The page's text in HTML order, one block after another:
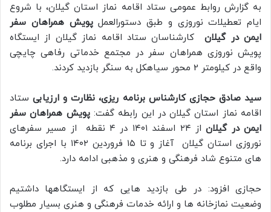
به گزارش روابط عمومی ستاد اقامه نماز استان گیلان، با شروع
ایام تعطیلات نوروزی و طبق دستورالعملپویش همراهان سفر
ایمن در گیلانکارشناسان ستاد اقامه نماز گیلان از ایستگاه
پویش نوروزی همراهان سفر در مجتمع خدماتی رفاهی چایچی
واقع در کیلومتر 2 محور سیاهکل به سنگر بازدید کردند.
سید صادق حجازی کارشناس برنامه ریزی، نظارت و ارزیابی ستاد
اقامه نماز استان گیلان در این رابطه گفت:پویش همراهان سفر
ایمن در گیلان
از ۲۴ اسفند ۱۴۰۱ در ۴ نقطه از مسیر سفرهای
نوروزی استان گیلان آغاز و تا ۱۵ فروردین ۱۴۰۲ با اجرای برنامه
های متنوع شاد فرهنگی و هنری و مذهبی ادامه دارد.
حجازی افزود: در طی بازدید هایی که از ایستگاهها داشتیم
وضعیت نمازخانه ها و ارائه خدمات فرهنگی و هنری بسیار مطلوب